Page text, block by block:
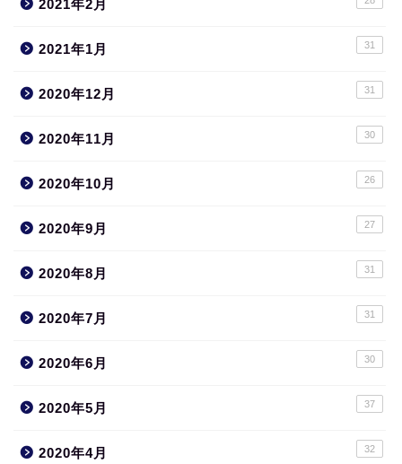
2021年2月
2021年1月 31
2020年12月 31
2020年11月 30
2020年10月 26
2020年9月 27
2020年8月 31
2020年7月 31
2020年6月 30
2020年5月 37
2020年4月 32